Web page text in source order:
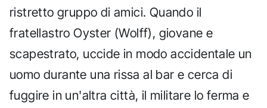
ristretto gruppo di amici. Quando il
fratellastro Oyster (Wolff), giovane e
scapestrato, uccide in modo accidentale un
uomo durante una rissa al bar e cerca di
fuggire in un'altra città, il militare lo ferma e